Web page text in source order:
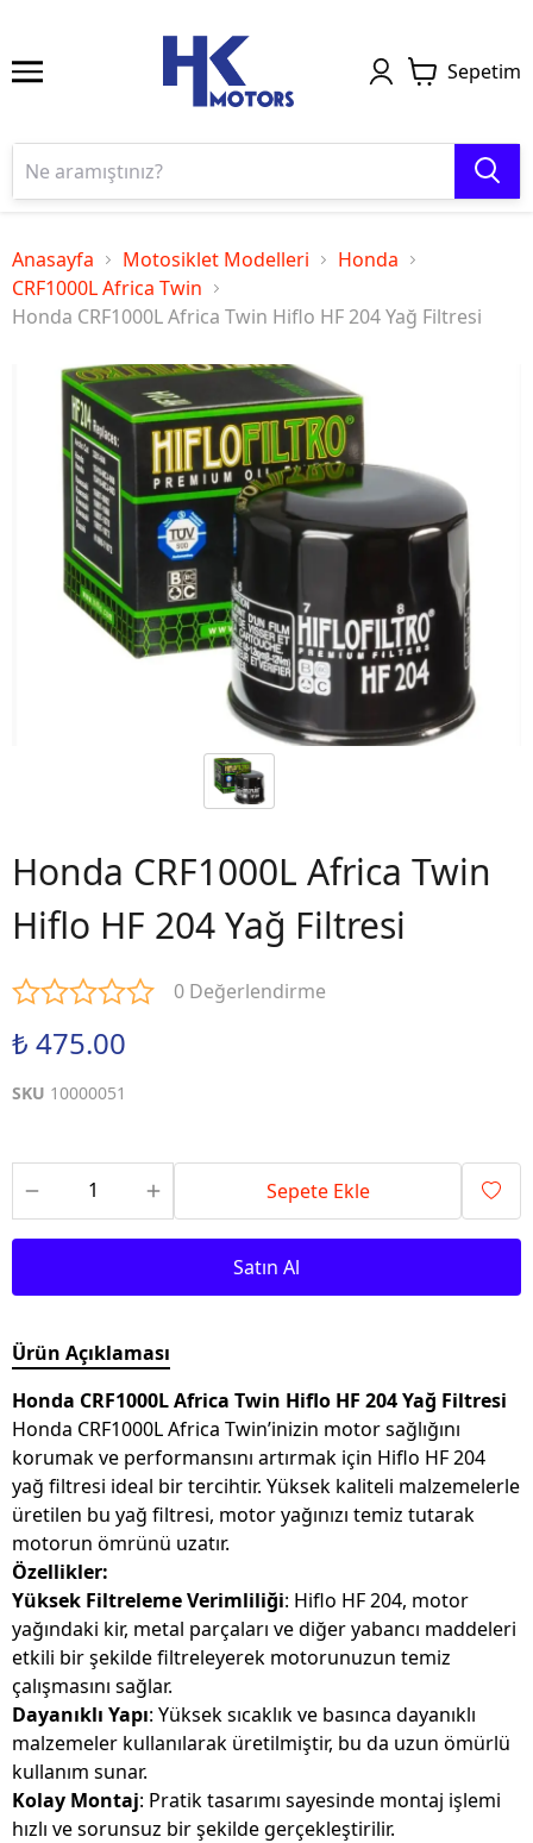
Sepetim
Anasayfa Motosiklet Modelleri
Honda
CRF1000L Africa Twin
Honda CRF1000L Africa Twin Hiflo HF 204 Yağ Filtresi
Honda CRF1000L Africa Twin
Hiflo HF 204 Yağ Filtresi
0 Değerlendirme
₺ 475.00
SKU 10000051
Sepete Ekle
Satın Al
Ürün Açıklaması
Honda CRF1000L Africa Twin Hiflo HF 204 Yağ Filtresi
Honda CRF1000L Africa Twin’inizin motor sağlığını
korumak ve performansını artırmak için Hiflo HF 204
yağ filtresi ideal bir tercihtir. Yüksek kaliteli malzemelerle
üretilen bu yağ filtresi, motor yağınızı temiz tutarak
motorun ömrünü uzatır.
Özellikler:
Yüksek Filtreleme Verimliliği: Hiflo HF 204, motor
yağındaki kir, metal parçaları ve diğer yabancı maddeleri
etkili bir şekilde filtreleyerek motorunuzun temiz
çalışmasını sağlar.
Dayanıklı Yapı: Yüksek sıcaklık ve basınca dayanıklı
malzemeler kullanılarak üretilmiştir, bu da uzun ömürlü
kullanım sunar.
Kolay Montaj: Pratik tasarımı sayesinde montaj işlemi
hızlı ve sorunsuz bir şekilde gerçekleştirilir.